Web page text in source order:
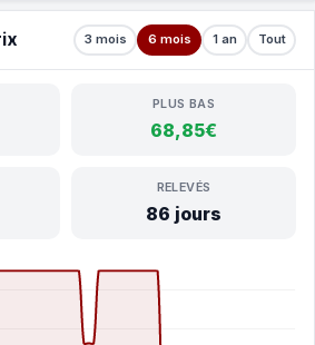
3 mois 6 mois 1 an Tout
PLUS BAS
68,85€
RELEVÉS
86 jours